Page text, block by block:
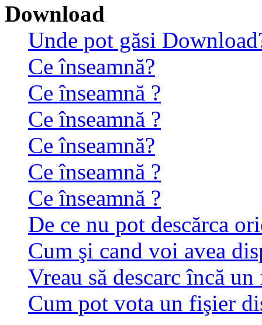
Download
Unde pot găsi
Ce înseamnă?
Ce înseamnă ?
Ce înseamnă ?
Ce înseamnă?
Ce înseamnă ?
Ce înseamnă ?
De ce nu pot descărca
Cum şi cand voi avea
Vreau să descarc încă
Cum pot vota un fişier